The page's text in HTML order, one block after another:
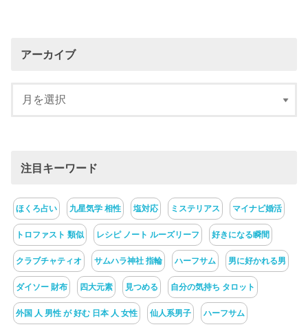
アーカイブ
注目キーワード
ほくろ占い 九星気学 相性 塩対応 ミステリアス マイナビ婚活
トロファスト 類似 レシピ ノート ルーズリーフ 好きになる瞬間
クラブチャティオ サムハラ神社 指輪 ハーフサム 男に好かれる男
ダイソー 財布 四大元素 見つめる 自分の気持ち タロット
外国 人 男性 が 好む 日本 人 女性 仙人系男子 ハーフサム